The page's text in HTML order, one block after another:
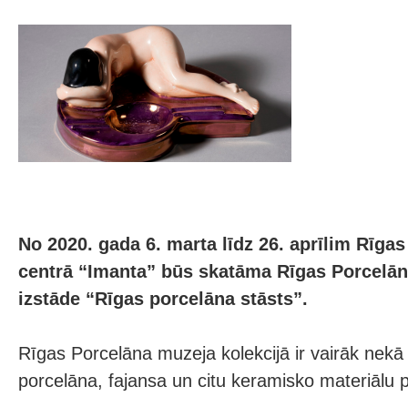
No 2020. gada 6. marta līdz 26. aprīlim
centrā “Imanta” būs skatāma Rīgas
izstāde “Rīgas porcelāna stāsts”.
Rīgas Porcelāna muzeja kolekcijā ir vairāk
porcelāna, fajansa un citu keramisko materiālu